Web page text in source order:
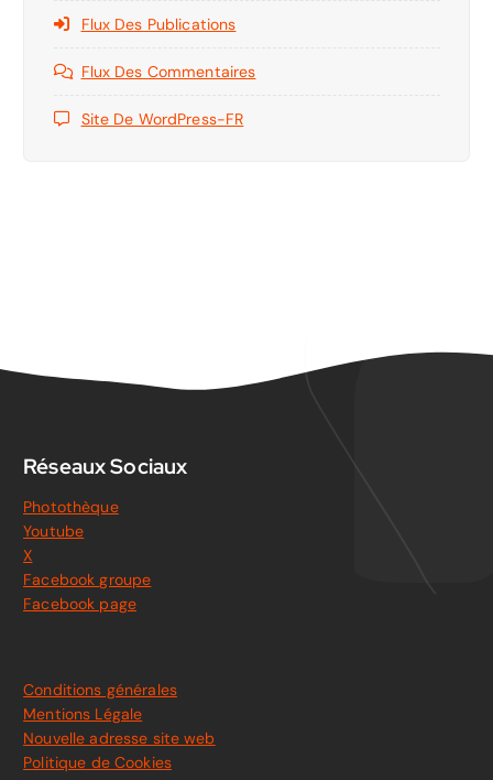
Flux Des Publications
Flux Des Commentaires
Site De WordPress-FR
Réseaux Sociaux
Photothèque
Youtube
X
Facebook groupe
Facebook page
Conditions générales
Mentions Légale
Nouvelle adresse site web
Politique de Cookies